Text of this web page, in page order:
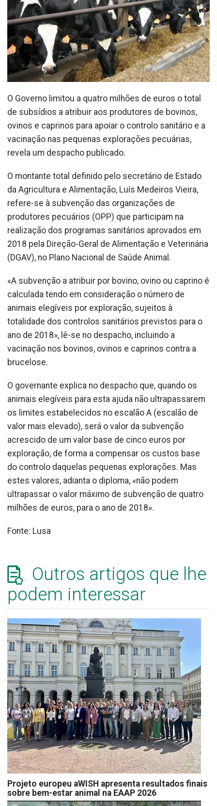
O Governo limitou a quatro milhões de euros o total
de subsídios a atribuir aos produtores de bovinos,
ovinos e caprinos para apoiar o controlo sanitário e a
vacinação nas pequenas explorações pecuárias,
revela um despacho publicado.
O montante total definido pelo secretário de Estado
da Agricultura e Alimentação, Luís Medeiros Vieira,
refere-se à subvenção das organizações de
produtores pecuários (OPP) que participam na
realização dos programas sanitários aprovados em
2018 pela Direção-Geral de Alimentação e Veterinária
(DGAV), no Plano Nacional de Saúde Animal.
«A subvenção a atribuir por bovino, ovino ou caprino é
calculada tendo em consideração o número de
animais elegíveis por exploração, sujeitos à
totalidade dos controlos sanitários previstos para o
ano de 2018», lê-se no despacho, incluindo a
vacinação nos bovinos, ovinos e caprinos contra a
brucelose.
O governante explica no despacho que, quando os
animais elegíveis para esta ajuda não ultrapassarem
os limites estabelecidos no escalão A (escalão de
valor mais elevado), será o valor da subvenção
acrescido de um valor base de cinco euros por
exploração, de forma a compensar os custos base
do controlo daquelas pequenas explorações. Mas
estes valores, adianta o diploma, «não podem
ultrapassar o valor máximo de subvenção de quatro
milhões de euros, para o ano de 2018».
Fonte: Lusa
Outros artigos que lhe
podem interessar
Projeto europeu aWISH apresenta resultados finais
sobre bem-estar animal na EAAP 2026